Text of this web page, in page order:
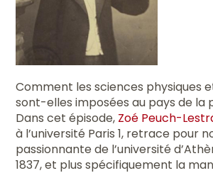
Comment les sciences physiques
sont-elles imposées au pays de la
Dans cet épisode, Zoé Peuch-
à l’université Paris 1, retrace pour
passionnante de l’université
1837, et plus spécifiquement la